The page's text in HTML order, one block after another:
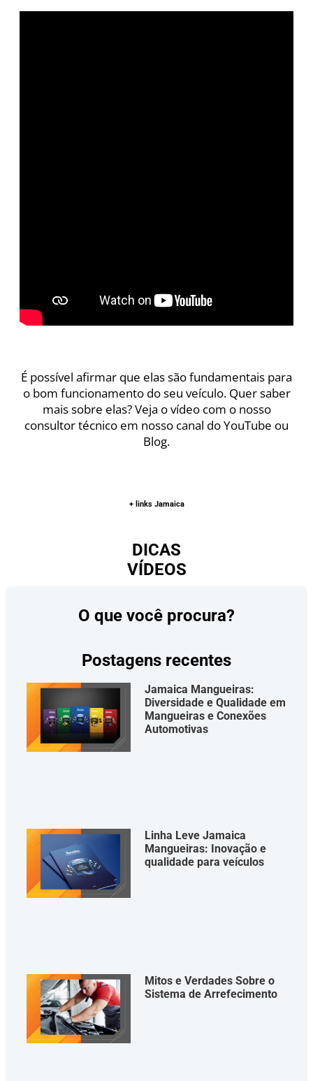
É possível afirmar que elas são fundamentais para
o bom funcionamento do seu veículo. Quer saber
mais sobre elas? Veja o vídeo com o nosso
consultor técnico em nosso canal do YouTube ou
Blog.
+ links Jamaica
DICAS
VÍDEOS
O que você procura?
Postagens recentes
Jamaica Mangueiras:
Diversidade e Qualidade em
Mangueiras e Conexões
Automotivas
Linha Leve Jamaica
Mangueiras: Inovação e
qualidade para veículos
Mitos e Verdades Sobre o
Sistema de Arrefecimento